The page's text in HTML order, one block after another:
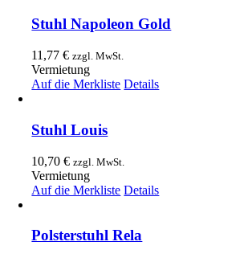
Stuhl Napoleon Gold
11,77€ zzgl. MwSt.
Vermietung
Auf die Merkliste Details
Stuhl Louis
10,70€ zzgl. MwSt.
Vermietung
Auf die Merkliste Details
Polsterstuhl Rela